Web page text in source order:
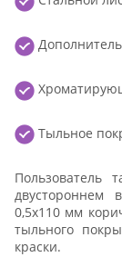
Тыльное
Пользователь
двустороннем
0,5x110 мм
тыльного
краски.